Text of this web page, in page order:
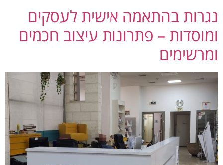
נגרות בהתאמה אישית לעסקים
ומוסדות – פתרונות עיצוב חכמים
ומרשימים